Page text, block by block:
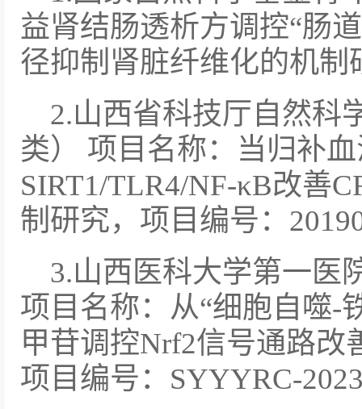
益肾结肠透析方调控“肠
径抑制肾脏纤维化的机制
2.山西省科技厅自然科
类） 项目名称：当归补
SIRT1/TLR4/NF-κB改善
制研究，项目编号：
3.山西医科大学第一医
项目名称：从“细胞自噬-
甲苷调控Nrf2信号通路改
项目编号：SYYYRC-